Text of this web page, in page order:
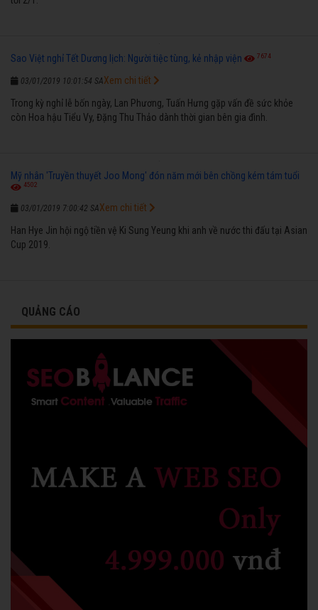
Sao Việt nghỉ Tết Dương lịch: Người tiệc tùng, kẻ nhập viện 7674
03/01/2019 10:01:54 SA
Trong kỳ nghỉ lễ bốn ngày, Lan Phương, Tuấn Hưng gặp vấn đề sức khỏe
còn Hoa hậu Tiểu Vy, Đặng Thu Thảo dành thời gian bên gia đình.
Xem chi tiết
Mỹ nhân 'Truyền thuyết Joo Mong' đón năm mới bên chồng kém tám tuổi
4502
03/01/2019 7:00:42 SA
Han Hye Jin hội ngộ tiền vệ Ki Sung Yeung khi anh về nước thi đấu tại Asian
Cup 2019.
Xem chi tiết
QUẢNG CÁO